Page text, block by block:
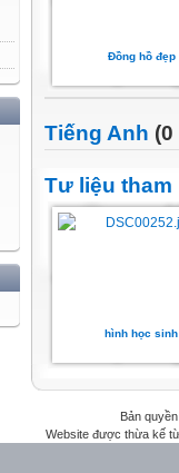
Đồng hồ đẹp
Tiếng Anh (0
Tư liệu tham
hình học sinh
Bản
Website được thừa kế